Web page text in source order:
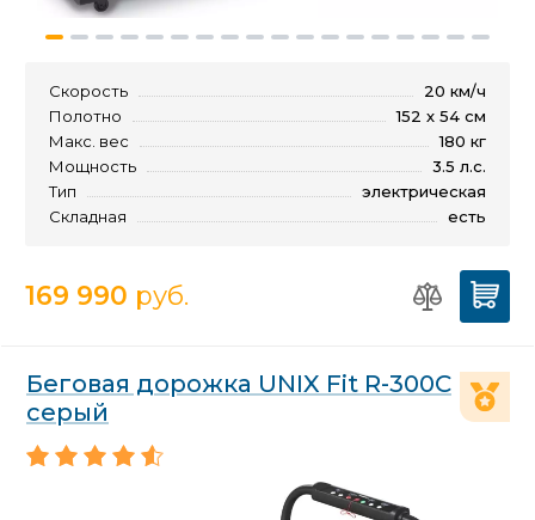
Скорость
20 км/ч
Полотно
152 х 54 см
Макс. вес
180 кг
Мощность
3.5 л.с.
Тип
электрическая
Складная
есть
169 990 руб.
Беговая дорожка UNIX Fit R-300C
серый